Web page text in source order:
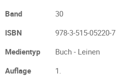
Band
30
ISBN
978-3-515-05220-7
Medientyp
Buch - Leinen
Auflage
1.